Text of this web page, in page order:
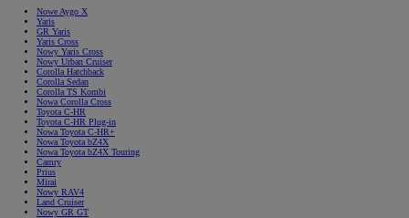
Nowe Aygo X
Yaris
GR Yaris
Yaris Cross
Nowy Yaris Cross
Nowy Urban Cruiser
Corolla Hatchback
Corolla Sedan
Corolla TS Kombi
Nowa Corolla Cross
Toyota C-HR
Toyota C-HR Plug-in
Nowa Toyota C-HR+
Nowa Toyota bZ4X
Nowa Toyota bZ4X Touring
Camry
Prius
Mirai
Nowy RAV4
Land Cruiser
Nowy GR GT